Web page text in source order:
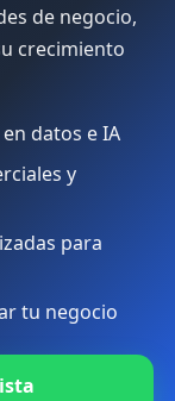
de negocio,
crecimiento
datos e IA
y
para
tu negocio